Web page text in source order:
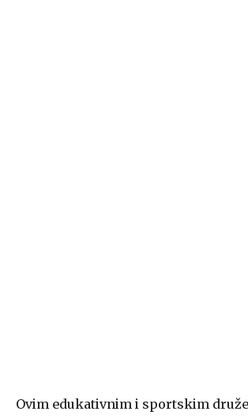
Ovim edukativnim i sportskim